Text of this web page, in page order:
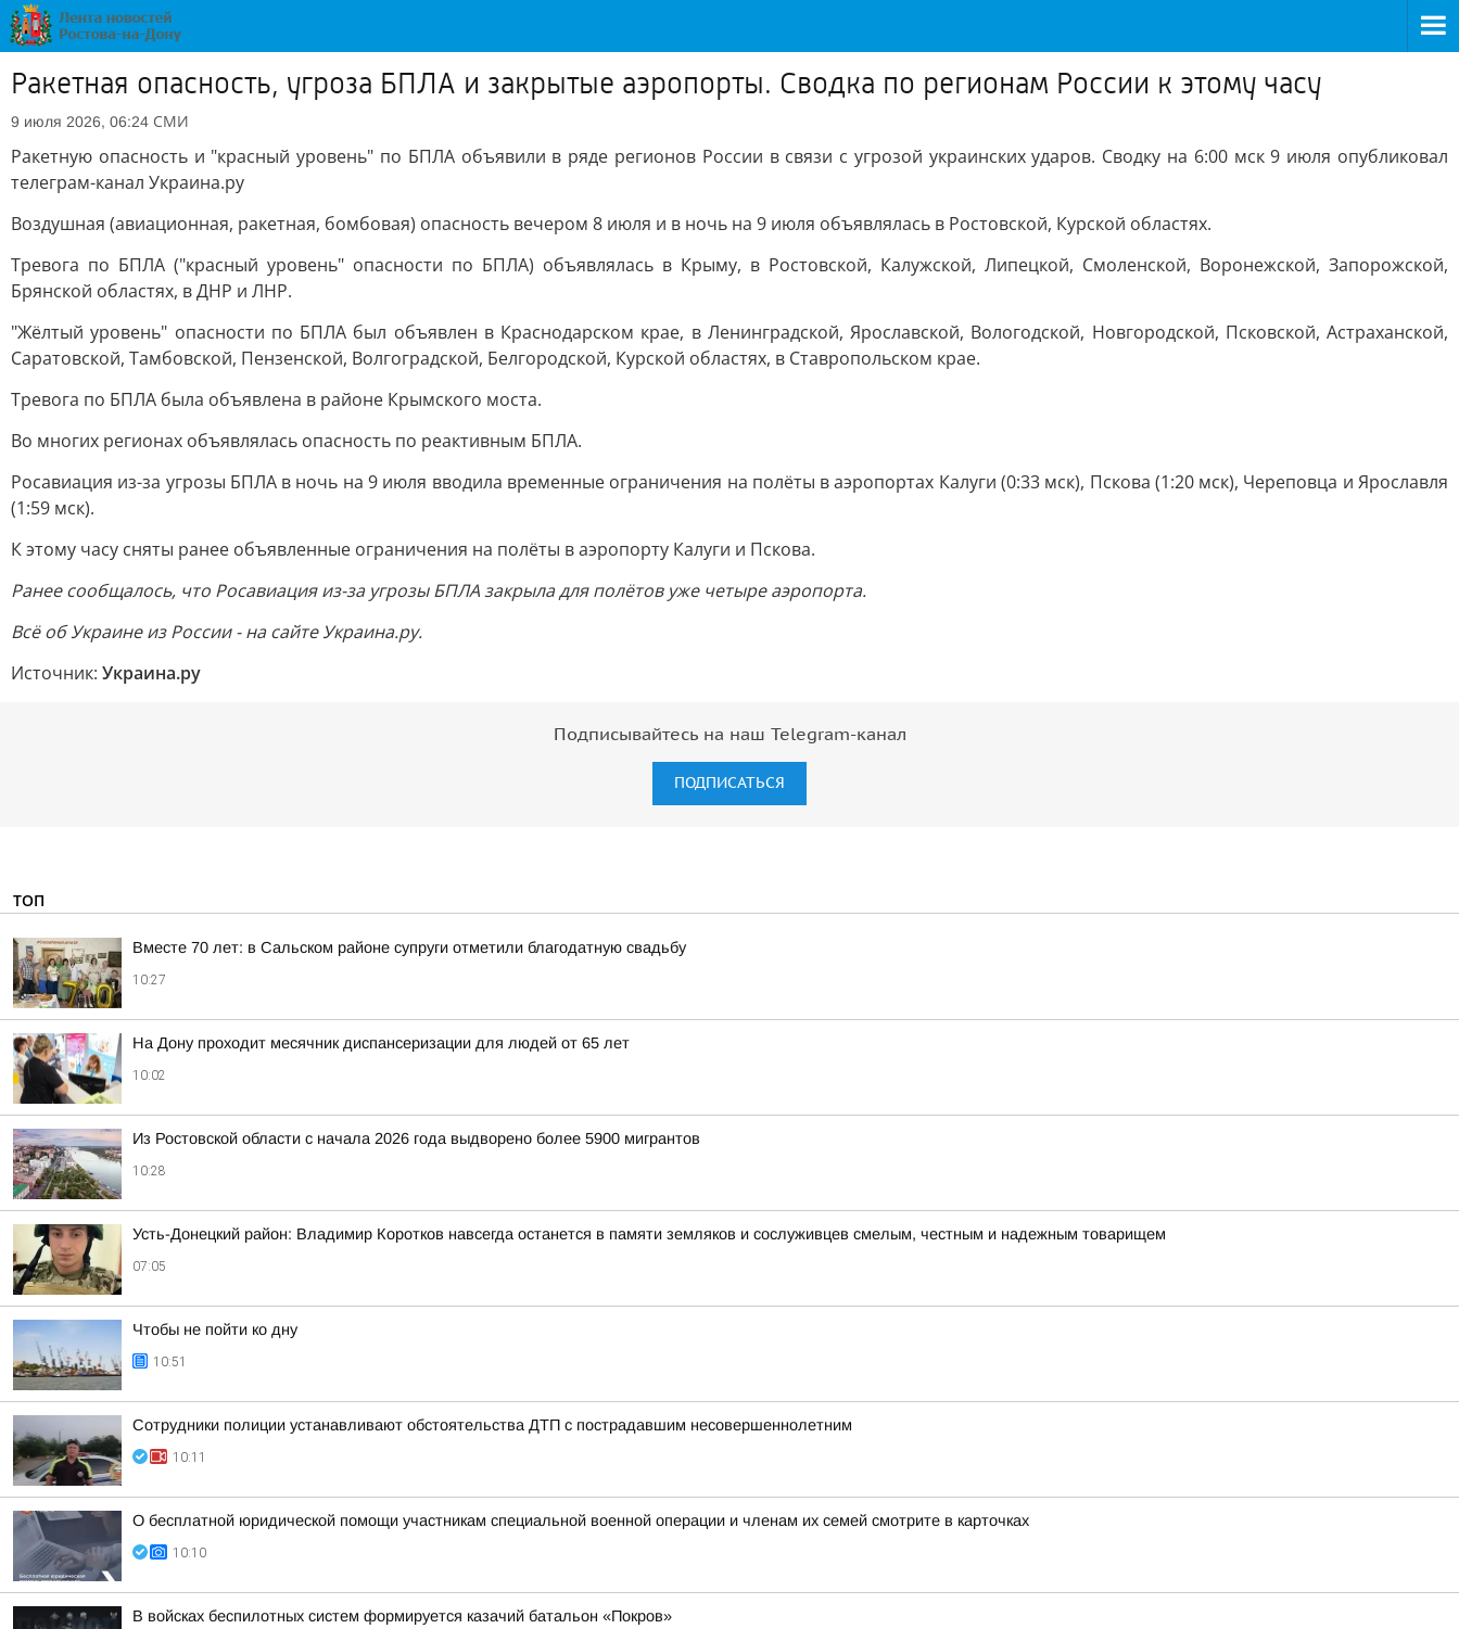
Ракетная опасность, угроза БПЛА и закрытые аэропорты. Сводка по регионам России к этому часу
9 июля 2026, 06:24 СМИ
Ракетную опасность и "красный уровень" по БПЛА объявили в ряде регионов России в связи с угрозой украинских ударов. Сводку на 6:00 мск 9 июля опубликовал
телеграм-канал Украина.ру
Воздушная (авиационная, ракетная, бомбовая) опасность вечером 8 июля и в ночь на 9 июля объявлялась в Ростовской, Курской областях.
Тревога по БПЛА ("красный уровень" опасности по БПЛА) объявлялась в Крыму, в Ростовской, Калужской, Липецкой, Смоленской, Воронежской, Запорожской,
Брянской областях, в ДНР и ЛНР.
"Жёлтый уровень" опасности по БПЛА был объявлен в Краснодарском крае, в Ленинградской, Ярославской, Вологодской, Новгородской, Псковской, Астраханской,
Саратовской, Тамбовской, Пензенской, Волгоградской, Белгородской, Курской областях, в Ставропольском крае.
Тревога по БПЛА была объявлена в районе Крымского моста.
Во многих регионах объявлялась опасность по реактивным БПЛА.
Росавиация из-за угрозы БПЛА в ночь на 9 июля вводила временные ограничения на полёты в аэропортах Калуги (0:33 мск), Пскова (1:20 мск), Череповца и Ярославля
(1:59 мск).
К этому часу сняты ранее объявленные ограничения на полёты в аэропорту Калуги и Пскова.
Ранее сообщалось, что Росавиация из-за угрозы БПЛА закрыла для полётов уже четыре аэропорта.
Всё об Украине из России - на сайте Украина.ру.
Источник: Украина.ру
Подписывайтесь на наш Telegram-канал
ПОДПИСАТЬСЯ
ТОП
Вместе 70 лет: в Сальском районе супруги отметили благодатную свадьбу
10:27
На Дону проходит месячник диспансеризации для людей от 65 лет
10:02
Из Ростовской области с начала 2026 года выдворено более 5900 мигрантов
10:28
Усть-Донецкий район: Владимир Коротков навсегда останется в памяти земляков и сослуживцев смелым, честным и надежным товарищем
07:05
Чтобы не пойти ко дну
10:51
Сотрудники полиции устанавливают обстоятельства ДТП с пострадавшим несовершеннолетним
10:11
О бесплатной юридической помощи участникам специальной военной операции и членам их семей смотрите в карточках
10:10
В войсках беспилотных систем формируется казачий батальон «Покров»